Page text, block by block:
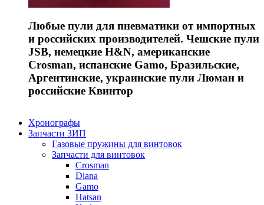
Любые пули для пневматики от импортных
и российских производителей. Чешские пули
JSB, немецкие H&N, американские
Crosman, испанские Gamo, Бразильские,
Аргентинские, украинские пули Люман и
российские Квинтор
Хронографы
Запчасти ЗИП
Газовые пружины для винтовок
Запчасти для винтовок
Crosman
Diana
Gamo
Hatsan